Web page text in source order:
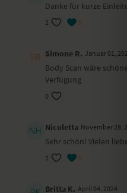
Danke für kurze
1
Simone R. Januar 01,
Body Scan wäre
Verfügung
0
Nicoletta November 28,
Sehr schön! Vielen
1
Britta K. April 04, 2024